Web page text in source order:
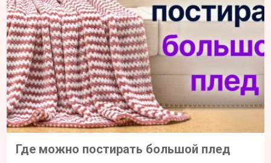
Где можно постирать большой плед